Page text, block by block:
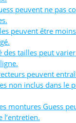
peuvent ne pas
peuvent être
des tailles peut
peuvent
non inclus dans le
montures Guess
l’entretien.